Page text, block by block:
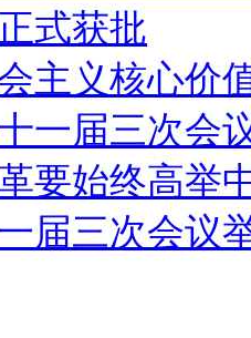
式获批
主义核心价
一届三次会
要始终高举
届三次会议